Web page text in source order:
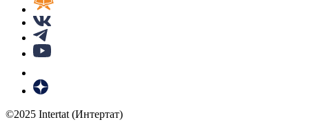
©2025 Intertat (Интертат)